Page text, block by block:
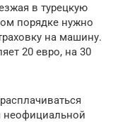
в турецкую
порядке нужно
на машину.
20 евро, на 30
неофициальной